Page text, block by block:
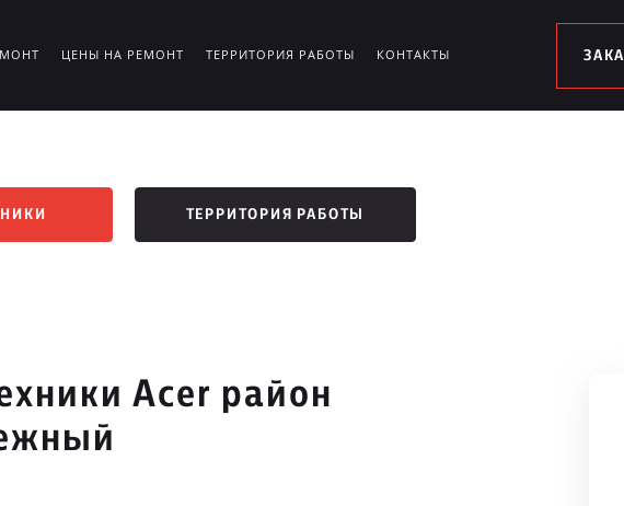
ЦЕНЫ НА РЕМОНТ ТЕРРИТОРИЯ РАБОТЫ КОНТАКТЫ
ТЕРРИТОРИЯ РАБОТЫ
Acer район